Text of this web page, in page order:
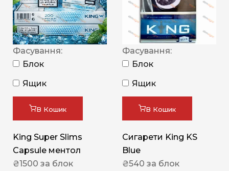
Фасування:
Блок
Ящик
В Кошик
King Super Slims
Capsule ментол
₴1500 за блок
Фасування:
Блок
Ящик
В Кошик
Сигарети King KS
Blue
₴540 за блок